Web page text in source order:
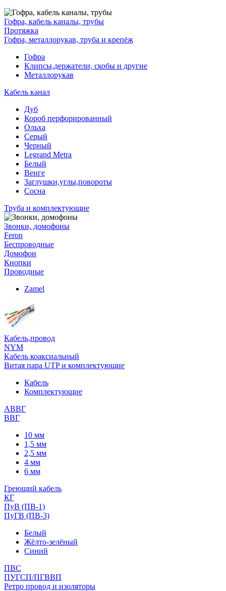
Гофра, кабель каналы, трубы
Протяжка
Гофра, металлорукав, труба и крепёж
Гофра
Клипсы,держатели, скобы и другие
Металлорукав
Кабель канал
Дуб
Короб перфорированный
Ольха
Серый
Черный
Legrand Metra
Белый
Венге
Заглушки,углы,повороты
Сосна
Труба и комплектующие
Звонки, домофоны
Feron
Беспроводные
Домофон
Кнопки
Проводные
Zamel
Кабель,провод
NYM
Кабель коаксиальный
Витая пара UTP и комплектующие
Кабель
Комплектующие
АВВГ
ВВГ
10 мм
1,5 мм
2,5 мм
4 мм
6 мм
Греющий кабель
КГ
ПуВ (ПВ-1)
ПуГВ (ПВ-3)
Белый
Жёлто-зелёный
Синий
ПВС
ПУГСП/ПГВВП
Ретро провод и изоляторы